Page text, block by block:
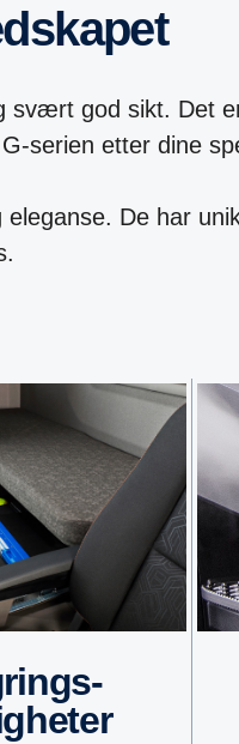
god sikt. Det
serien etter dine
De har